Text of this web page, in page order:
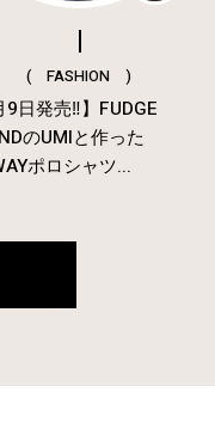
( FASHION )
9日発売‼︎】FUDGE
のUMIと作った
ポロシャツ...